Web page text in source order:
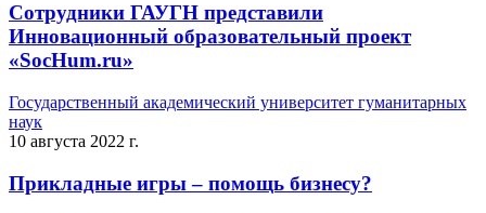
Сотрудники ГАУГН представили
Инновационный образовательный проект
«SocHum.ru»
Государственный академический университет гуманитарных
наук
10 августа 2022 г.
Прикладные игры – помощь бизнесу?